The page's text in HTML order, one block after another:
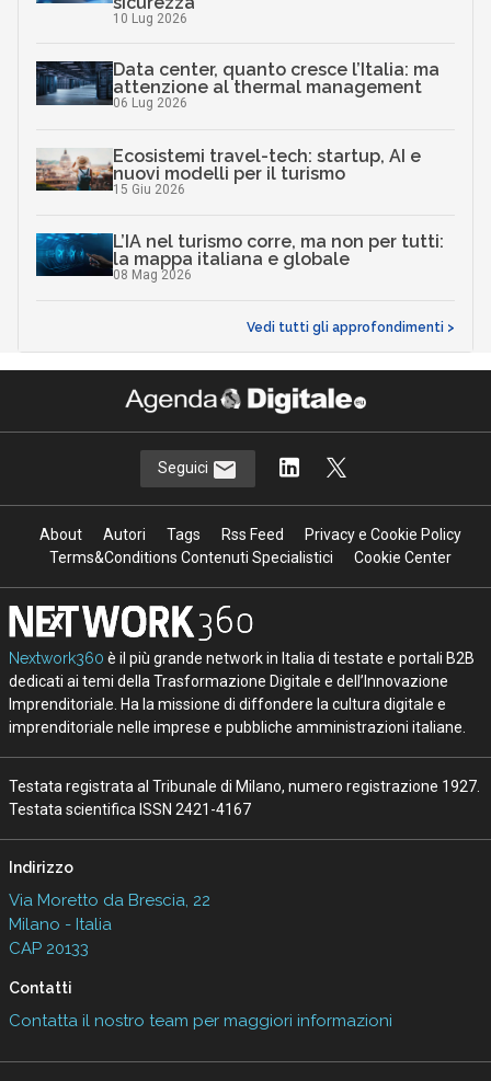
10 Lug 2026
Data center, quanto cresce l’Italia: ma
attenzione al thermal management
06 Lug 2026
Ecosistemi travel-tech: startup, AI e
nuovi modelli per il turismo
15 Giu 2026
L’IA nel turismo corre, ma non per tutti:
la mappa italiana e globale
08 Mag 2026
Vedi tutti gli approfondimenti >
Seguici
About Autori Tags Rss Feed
Privacy e Cookie Policy
Terms&Conditions Contenuti Specialistici
Cookie Center
Nextwork360 è il più grande network in Italia di testate e portali B2B
dedicati ai temi della Trasformazione Digitale e dell’Innovazione
Imprenditoriale. Ha la missione di diffondere la cultura digitale e
imprenditoriale nelle imprese e pubbliche amministrazioni italiane.
Testata registrata al Tribunale di Milano, numero registrazione 1927.
Testata scientifica ISSN 2421-4167
Indirizzo
Via Moretto da Brescia, 22
Milano - Italia
CAP 20133
Contatti
Contatta il nostro team per maggiori informazioni